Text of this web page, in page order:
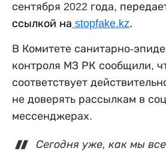
сентября 2022 года,
ссылкой на stopfake.kz.
В Комитете санитарно-
контроля МЗ РК сообщили,
соответствует
не доверять рассылкам в
мессенджерах.
Сегодня уже, как мы